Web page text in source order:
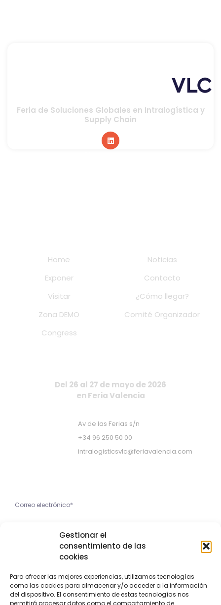
Gestionar el
consentimiento de las
cookies
Para ofrecer las mejores experiencias, utilizamos tecnologías
como las cookies para almacenar y/o acceder a la información
del dispositivo. El consentimiento de estas tecnologías nos
permitirá procesar datos como el comportamiento de
Feria de Soluciones Globales en Intralogística y
Supply Chain
Home
Exponer
Visitar
Zona DEMO
Congress
Noticias
Contacto
¿Cómo llegar?
Comité Organizador
Del 26 al 27 de mayo de 2026
en Feria Valencia
Av de las Ferias s/n
+34 96 250 50 00
intralogisticsvlc@feriavalencia.com
Política de Privacidad
Apúntame
Copyright © 2023 Feria Valencia